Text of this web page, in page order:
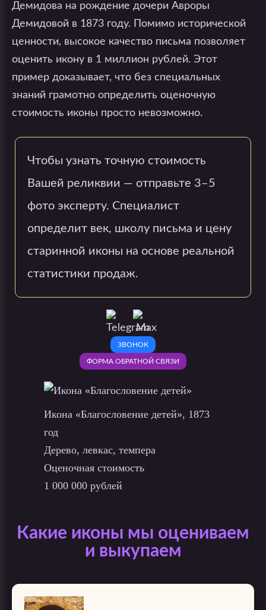
Демидова на рождение дочери Авроры
Демидовой в 1873 году. Помимо исторической
ценности, высокое качество письма позволяет
оценить икону в 1 миллион рублей. Этот
пример доказывает, что без специальных
знаний грамотно определить оценочную
стоимость иконы просто невозможно.
Чтобы узнать точную стоимость
Вашей реликвии — отправьте 3–5
фото эксперту. Специалист
определит век, школу письма и цену
старинной иконы на основе реальной
статистики продаж.
ЗВОНОК
ФОРМА ОБРАТНОЙ СВЯЗИ
Икона «Благословение детей», 1873
год
Дерево, левкас, темпера
Оценочная стоимость
1 000 000 рублей
Какие иконы мы оцениваем
и выкупаем